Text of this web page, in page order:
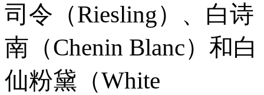
司令（Riesling）、白诗
南（Chenin Blanc）和白
仙粉黛（White